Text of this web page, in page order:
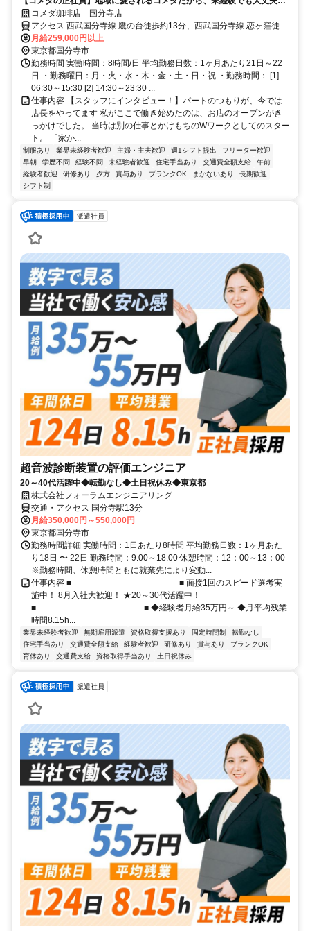
★完全週休2日制＆残業少なめでプライベートと両立可能◎
コメダ珈琲店 国分寺店
アクセス 西武国分寺線 鷹の台徒歩約13分、西武国分寺線 恋ヶ窪徒歩
約13分
月給259,000円以上
東京都国分寺市
勤務時間 実働時間：8時間/日 平均勤務日数：1ヶ月あたり21日～22
日 ・勤務曜日：月・火・水・木・金・土・日・祝 ・勤務時間： [1]
06:30～15:30 [2] 14:30～23:30 ...
仕事内容 【スタッフにインタビュー！】パートのつもりが、今では
店長をやってます 私がここで働き始めたのは、お店のオープンがき
っかけでした。 当時は別の仕事とかけもちのWワークとしてのスター
ト。 「家か...
制服あり 業界未経験者歓迎 主婦・主夫歓迎 週1シフト提出
フリーター歓迎
早朝
学歴不問 経験不問 未経験者歓迎 住宅手当あり 交通費全額支給
午前
経験者歓迎
研修あり 夕方 賞与あり ブランクOK まかないあり
長期歓迎
シフト制
派遣社員
超音波診断装置の評価エンジニア
20～40代活躍中◆転勤なし◆土日祝休み◆東京都
株式会社フォーラムエンジニアリング
交通・アクセス 国分寺駅13分
月給350,000円～550,000円
東京都国分寺市
勤務時間詳細 実働時間：1日あたり8時間 平均勤務日数：1ヶ月あた
り18日 〜 22日 勤務時間：9:00～18:00 休憩時間：12：00～13：00
※勤務時間、休憩時間ともに就業先により変動...
仕事内容 ■―――――――――――――■ 面接1回のスピード選考実
施中！ 8月入社大歓迎！ ★20～30代活躍中！
■―――――――――――――■ ◆経験者月給35万円～ ◆月平均残業
時間8.15h...
業界未経験者歓迎 無期雇用派遣 資格取得支援あり 固定時間制
転勤なし
住宅手当あり
交通費全額支給 経験者歓迎 研修あり 賞与あり
ブランクOK
育休あり
交通費支給 資格取得手当あり 土日祝休み
派遣社員